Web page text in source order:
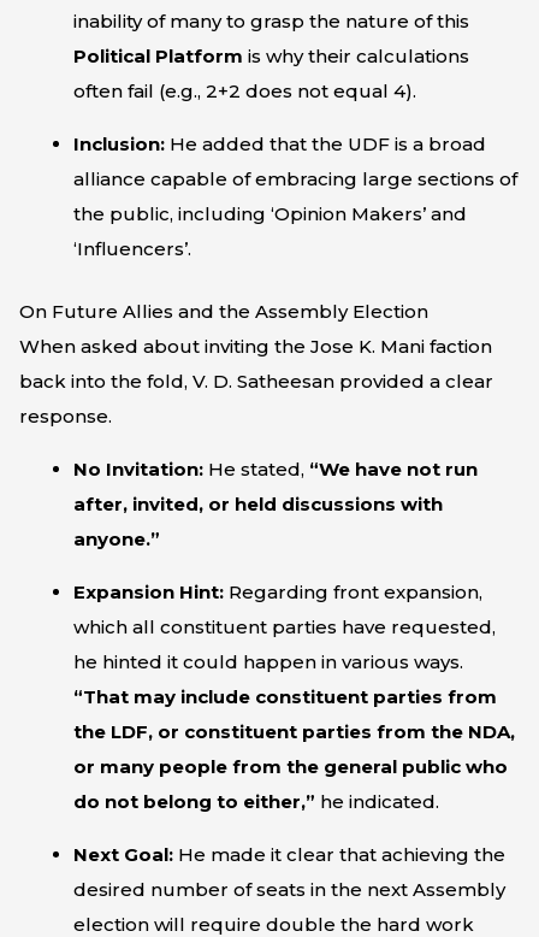
inability of many to grasp the nature of this
Political Platform is why their calculations
often fail (e.g., 2+2 does not equal 4).
Inclusion: He added that the UDF is a broad
alliance capable of embracing large sections of
the public, including ‘Opinion Makers’ and
‘Influencers’.
On Future Allies and the Assembly Election
When asked about inviting the Jose K. Mani faction
back into the fold, V. D. Satheesan provided a clear
response.
No Invitation: He stated, “We have not run
after, invited, or held discussions with
anyone.”
Expansion Hint: Regarding front expansion,
which all constituent parties have requested,
he hinted it could happen in various ways.
“That may include constituent parties from
the LDF, or constituent parties from the NDA,
or many people from the general public who
do not belong to either,” he indicated.
Next Goal: He made it clear that achieving the
desired number of seats in the next Assembly
election will require double the hard work